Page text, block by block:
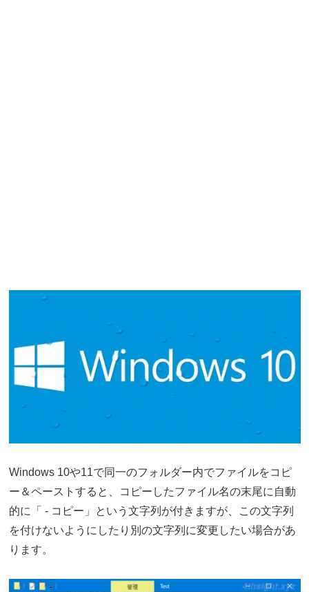
Windows 10や11で同一のフォルダー内でファイルをコピ
ー＆ペーストすると、コピーしたファイル名の末尾に自動
的に「 - コピー」という文字列が付きますが、この文字列
を付けないようにしたり別の文字列に変更したい場合があ
ります。